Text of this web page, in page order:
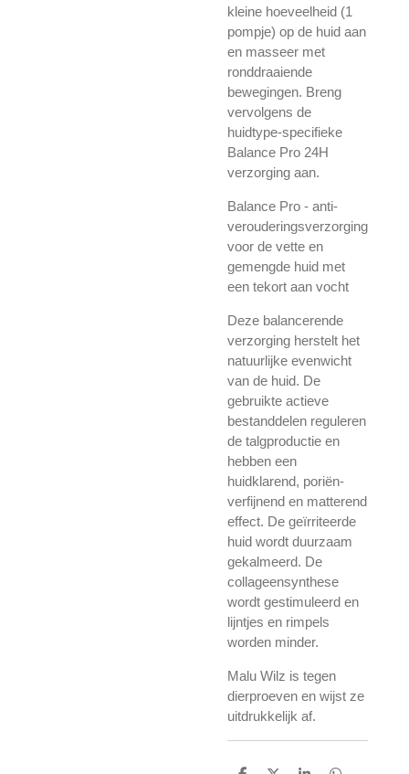
kleine hoeveelheid (1
pompje) op de huid aan
en masseer met
ronddraaiende
bewegingen. Breng
vervolgens de
huidtype-specifieke
Balance Pro 24H
verzorging aan.
Balance Pro - anti-
verouderingsverzorging
voor de vette en
gemengde huid met
een tekort aan vocht
Deze balancerende
verzorging herstelt het
natuurlijke evenwicht
van de huid. De
gebruikte actieve
bestanddelen reguleren
de talgproductie en
hebben een
huidklarend, poriën-
verfijnend en matterend
effect. De geïrriteerde
huid wordt duurzaam
gekalmeerd. De
collageensynthese
wordt gestimuleerd en
lijntjes en rimpels
worden minder.
Malu Wilz is tegen
dierproeven en wijst ze
uitdrukkelijk af.